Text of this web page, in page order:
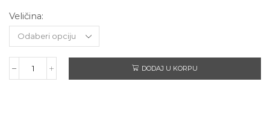
Veličina:
SCORPIONS
DODAJ U KORPU